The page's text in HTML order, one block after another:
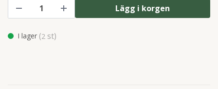
Lägg i korgen
I lager (2 st)